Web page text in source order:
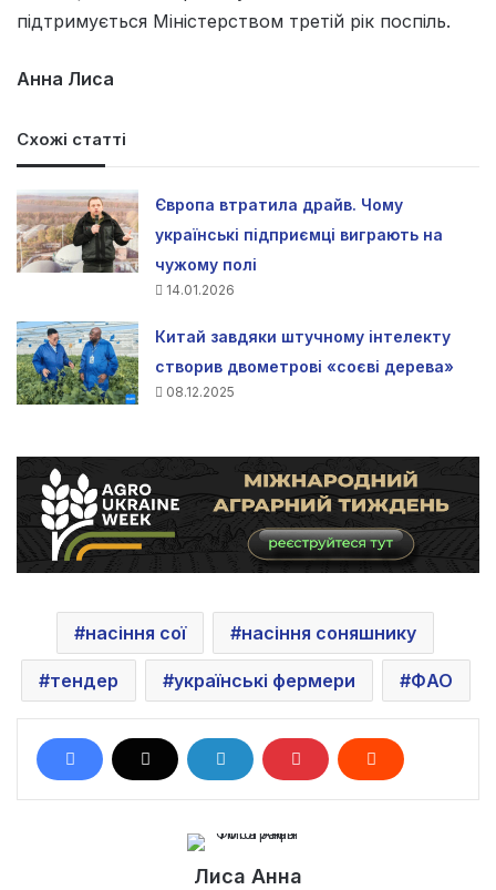
підтримується Міністерством третій рік поспіль.
Анна Лиса
Схожі статті
Європа втратила драйв. Чому
українські підприємці виграють на
чужому полі
14.01.2026
Китай завдяки штучному інтелекту
створив двометрові «соєві дерева»
08.12.2025
насіння сої насіння соняшнику
тендер українські фермери ФAO
Лиса Анна